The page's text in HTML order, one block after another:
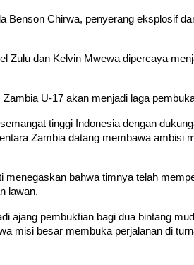
Benson Chirwa, penyerang eksplosif
Zulu dan Kelvin Mwewa dipercaya
U-17 akan menjadi laga
tinggi Indonesia dengan
Zambia datang membawa ambisi
menegaskan bahwa timnya telah
lawan.
ajang pembuktian bagi dua bintang
misi besar membuka perjalanan di